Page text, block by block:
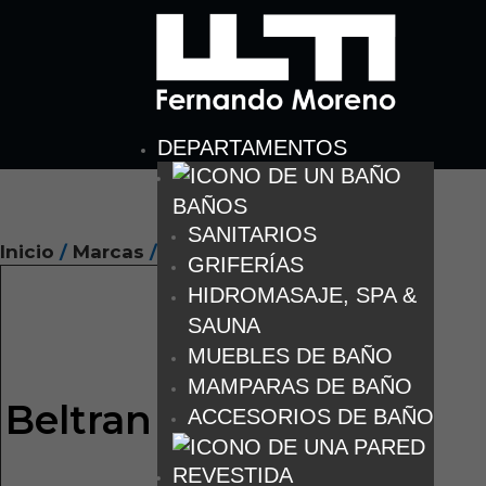
DEPARTAMENTOS
BAÑOS
SANITARIOS
GRIFERÍAS
HIDROMASAJE, SPA &
SAUNA
MUEBLES DE BAÑO
MAMPARAS DE BAÑO
ACCESORIOS DE BAÑO
Inicio / Marcas / Beltran
Beltran